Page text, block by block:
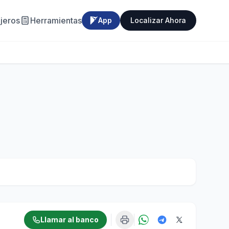
Herramientas App Localizar Ahora
Llamar al banco